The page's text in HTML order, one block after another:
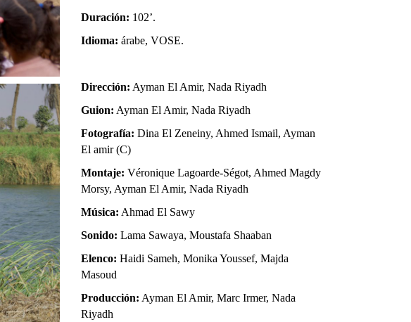
Duración: 102’.
Idioma: árabe, VOSE.
Dirección: Ayman El Amir, Nada Riyadh
Guion: Ayman El Amir, Nada Riyadh
Fotografía: Dina El Zeneiny, Ahmed Ismail, Ayman
El amir (C)
Montaje: Véronique Lagoarde-Ségot, Ahmed Magdy
Morsy, Ayman El Amir, Nada Riyadh
Música: Ahmad El Sawy
Sonido:Lama Sawaya, Moustafa Shaaban
Elenco:Haidi Sameh, Monika Youssef, Majda
Masoud
Producción: Ayman El Amir, Marc Irmer, Nada
Riyadh